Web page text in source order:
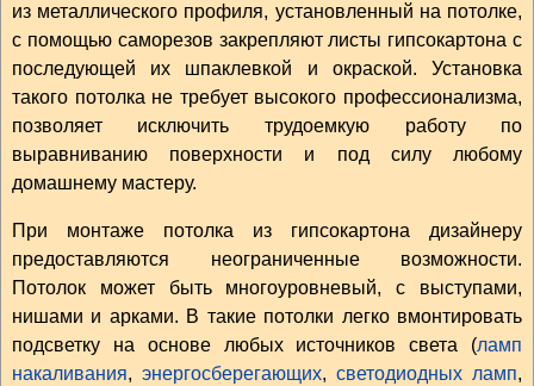
из металлического профиля, установленный на потолке,
с помощью саморезов закрепляют листы гипсокартона с
последующей их шпаклевкой и окраской. Установка
такого потолка не требует высокого профессионализма,
позволяет исключить трудоемкую работу по
выравниванию поверхности и под силу любому
домашнему мастеру.
При монтаже потолка из гипсокартона дизайнеру
предоставляются неограниченные возможности.
Потолок может быть многоуровневый, с выступами,
нишами и арками. В такие потолки легко вмонтировать
подсветку на основе любых источников света (ламп
накаливания, энергосберегающих,светодиодных ламп,